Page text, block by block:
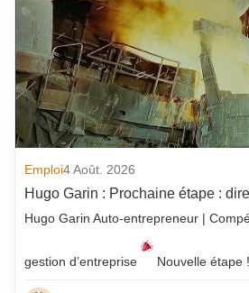
Emploi4 Août. 2026
Hugo Garin : Prochaine étape :
Hugo Garin Auto-entrepreneur |
gestion d’entreprise Nouvelle